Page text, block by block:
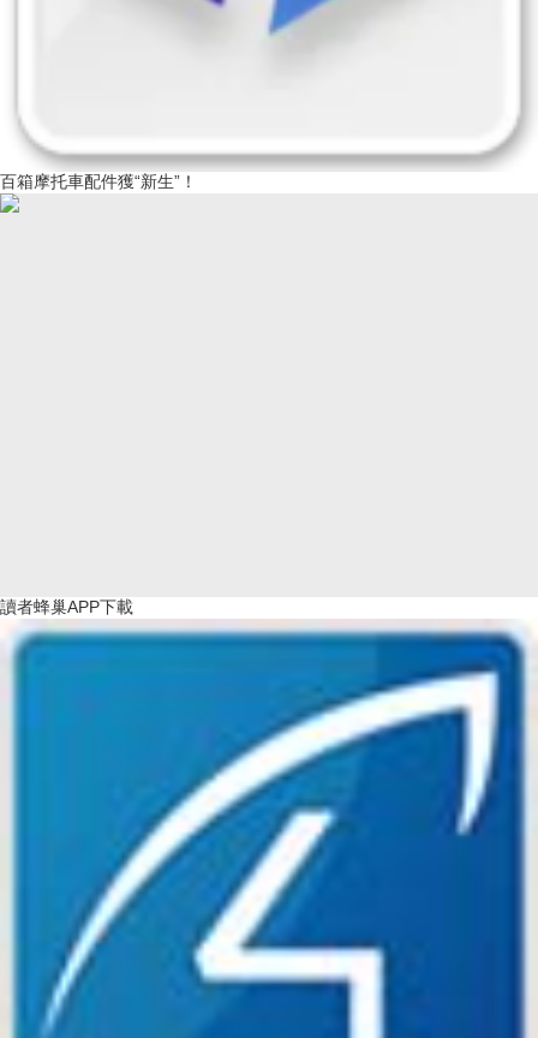
百箱摩托車配件獲“新生”！
讀者蜂巢APP下載